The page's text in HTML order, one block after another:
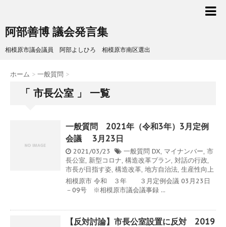
阿部善博 議会発言集
相模原市議会議員 阿部よしひろ 相模原市南区選出
ホーム > 一般質問 >
「 市長公室 」 一覧
一般質問 2021年（令和3年）3月定例
会議 3月23日
2021/03/23 一般質問 DX, マイナンバー, 市
長公室, 新型コロナ, 構造改革プラン, 対話の行政,
市長が目指す姿, 構造改革, 地方自治法, 生産性向上
相模原市 令和 ３年 ３月定例会議 03月23日
－09号 ※相模原市議会議事録 ...
【反対討論】市長公室設置に反対 2019